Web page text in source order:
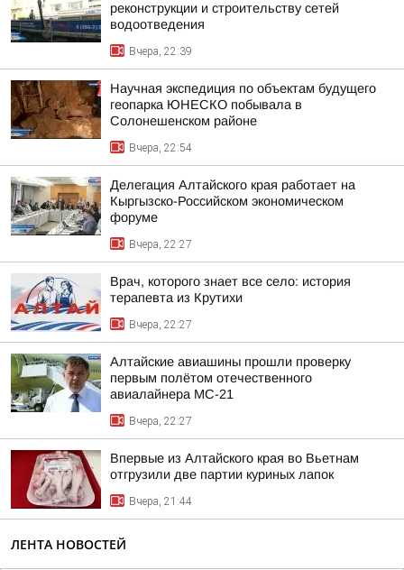
реконструкции и строительству сетей
водоотведения
Вчера, 22:39
Научная экспедиция по объектам будущего
геопарка ЮНЕСКО побывала в
Солонешенском районе
Вчера, 22:54
Делегация Алтайского края работает на
Кыргызско-Российском экономическом
форуме
Вчера, 22:27
Врач, которого знает все село: история
терапевта из Крутихи
Вчера, 22:27
Алтайские авиашины прошли проверку
первым полётом отечественного
авиалайнера МС-21
Вчера, 22:27
Впервые из Алтайского края во Вьетнам
отгрузили две партии куриных лапок
Вчера, 21:44
ЛЕНТА НОВОСТЕЙ